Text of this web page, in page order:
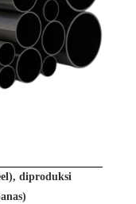
diproduksi